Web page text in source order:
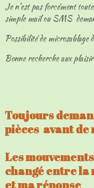
Je n'est pas forcément
simple mail ou SMS
Possibilité de microsablage
Bonne recherche aux
Toujours
pièces avant de
Les
changé entre la
et ma réponse